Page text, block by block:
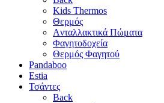
Kids Thermos
Θερμός
Aνταλλακτικά Πώματα
Φαγητοδοχεία
Θερμός Φαγητού
Pandaboo
Estia
Τσάντες
Back